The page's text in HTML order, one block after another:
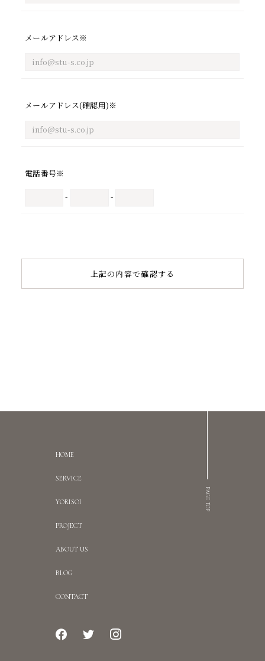
PROJECT
ABOUT US
CONTACT
メールアドレス※
メールアドレス(確認用)※
電話番号※
- -
HOME
SERVICE
YORISOI
PROJECT
ABOUT US
BLOG
CONTACT
PAGE TOP